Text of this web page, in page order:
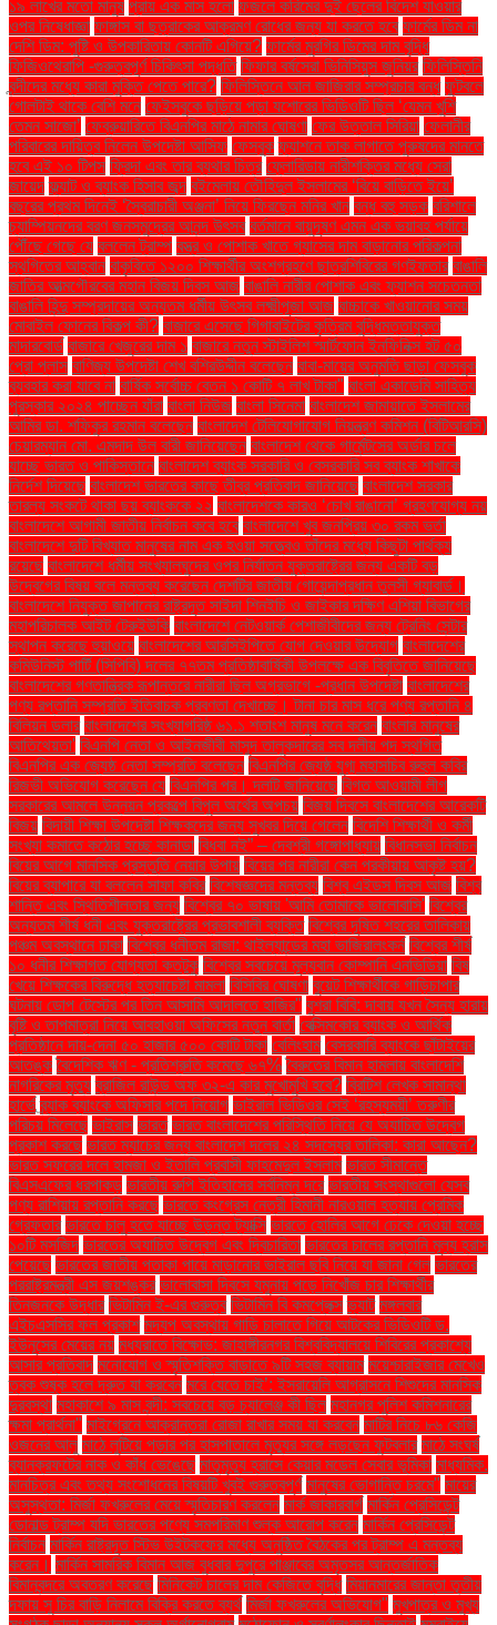
১৯ লাখের মতো মানুষ প্রায় এক মাস হলো ফজলে করিমের দুই ছেলের বিদেশ যাওয়ার
ওপর নিষেধাজ্ঞা ফাঙ্গাস বা ছত্রাকের আক্রমণ রোধের জন্য যা করতে হবে ফার্মের ডিম না
দেশি ডিম: পুষ্টি ও উপকারিতায় কোনটি এগিয়ে? ফার্মের মুরগির ডিমের দাম বৃদ্ধি
ফিজিওথেরাপি -গুরুত্বপূর্ণ চিকিৎসা পদ্ধতি ফিফার বর্ষসেরা ভিনিসিয়ুস জুনিয়র ফিলিস্তিনি
বন্দীদের মধ্যে কারা মুক্তি পেতে পারে? ফিলিস্তিনে আল জাজিরার সম্প্রচার বন্ধ ফুটবলে
গোলটাই থাকে বেশি মনে ফেইসবুকে ছড়িয়ে পড়া যশোরের ভিডিওটি ছিল ‘যেমন খুশি
তেমন সাজো’ ফেব্রুয়ারিতে বিএনপির মাঠে নামার ঘোষণা ফের উত্তাল সিরিয়া ফেলানীর
পরিবারের দায়িত্ব নিলেন উপদেষ্টা আসিফ ফেসবুক ফ্যাশনে তাক লাগাতে পুরুষদের মানতে
হবে এই ১০ টিপস ফ্রিদা এবং তার ব্যথার চিত্র ফ্লোরিডায় নারীশক্তির মধ্যে সেরা
জায়েদ ফ্ল্যাট ও ব্যাংক হিসাব জব্দ বইমেলায় তৌহিদুল ইসলামের ‘বিয়ে বাড়িতে ইয়ে’
বছরের প্রথম দিনেই ‘স্বৈরাচারী অঞ্জনা’ নিয়ে ফিরছেন মনির খান বন্ধ বহু সড়ক বরিশালে
চ্যাম্পিয়নদের বরণ জনসমুদ্রের আনন্দ উৎসব বর্তমানে বায়ুদূষণ এমন এক ভয়াবহ পর্যায়ে
পৌঁছে গেছে যে বললেন ট্রাম্প বস্ত্র ও পোশাক খাতে গ্যাসের দাম বাড়ানোর পরিকল্পনা
স্থগিতের আহ্বান বাকৃবিতে ১২০০ শিক্ষার্থীর অংশগ্রহণে ছাত্রশিবিরের গণইফতার বাঙালি
জাতির আত্মগৌরবের মহান বিজয় দিবস আজ বাঙালি নারীর পোশাক এবং ফ্যাশন সচেতনতা
বাঙালি হিন্দু সম্প্রদায়ের অন্যতম ধর্মীয় উৎসব লক্ষ্মীপূজা আজ বাচ্চাকে খাওয়ানোর সময়
মোবাইল ফোনের বিকল্প কী? বাজারে এসেছে গিগাবাইটের কৃত্রিম বুদ্ধিমত্তাযুক্ত
মাদারবোর্ড বাজারে খেজুরের দাম ১ বাজারে নতুন স্টাইলিশ স্মার্টফোন ইনফিনিক্স হট ৫০
প্রো প্লাস বাণিজ্য উপদেষ্টা শেখ বশিরউদ্দীন বলেছেন বাবা-মায়ের অনুমতি ছাড়া ফেসবুক
ব্যবহার করা যাবে না বার্ষিক সর্বোচ্চ বেতন ১ কোটি ৭ লাখ টাকা" বাংলা একাডেমি সাহিত্য
পুরস্কার ২০২৪ পাচ্ছেন যাঁরা বাংলা নিউজ বাংলা সিনেমা বাংলাদেশ জামায়াতে ইসলামের
আমির ডা. শফিকুর রহমান বলেছেন বাংলাদেশ টেলিযোগাযোগ নিয়ন্ত্রণ কমিশন (বিটিআরসি)
চেয়ারম্যান মো. এমদাদ উল বারী জানিয়েছেন বাংলাদেশ থেকে গার্মেন্টসের অর্ডার চলে
যাচ্ছে ভারত ও পাকিস্তানে বাংলাদেশ ব্যাংক সরকারি ও বেসরকারি সব ব্যাংক শাখাকে
নির্দেশ দিয়েছে বাংলাদেশ ভারতের কাছে তীব্র প্রতিবাদ জানিয়েছে বাংলাদেশ সরকার
তারল্য সংকটে থাকা ছয় ব্যাংককে ২২ বাংলাদেশকে কারও ‘চোখ রাঙানো’ গ্রহণযোগ্য নয়
বাংলাদেশে আগামী জাতীয় নির্বাচন কবে হবে বাংলাদেশে খুব জনপ্রিয় ৩০ রকম ভর্তা
বাংলাদেশে দুটি বিখ্যাত মানুষের নাম এক হওয়া সত্ত্বেও তাঁদের মধ্যে কিছুটা পার্থক্য
রয়েছে বাংলাদেশে ধর্মীয় সংখ্যালঘুদের ওপর নির্যাতন যুক্তরাষ্ট্রের জন্য একটি বড়
উদ্বেগের বিষয় বলে মন্তব্য করেছেন দেশটির জাতীয় গোয়েন্দাপ্রধান তুলসী গ্যাবার্ড।
বাংলাদেশে নিযুক্ত জাপানের রাষ্ট্রদূত সাইদা শিনইচি ও জাইকার দক্ষিণ এশিয়া বিভাগের
মহাপরিচালক আইট টেরুইউকি বাংলাদেশে নেটওয়ার্ক পেশাজীবীদের জন্য ট্রেনিং সেন্টার
স্থাপন করেছে হুয়াওয়ে বাংলাদেশের আরসিইপিতে যোগ দেওয়ার উদ্যোগ বাংলাদেশের
কমিউনিস্ট পার্টি (সিপিবি) দলের ৭৭তম প্রতিষ্ঠাবার্ষিকী উপলক্ষে এক বিবৃতিতে জানিয়েছে
বাংলাদেশের গণতান্ত্রিক রূপান্তরে নারীরা ছিল অগ্রভাগে -প্রধান উপদেষ্টা বাংলাদেশের
পণ্য রপ্তানি সম্প্রতি ইতিবাচক প্রবণতা দেখাচ্ছে। টানা চার মাস ধরে পণ্য রপ্তানি ৪
বিলিয়ন ডলার বাংলাদেশের সংখ্যাগরিষ্ঠ ৬১.১ শতাংশ মানুষ মনে করেন বাংলার মানুষের
আতিথেয়তা' বিএনপি নেতা ও আইনজীবী মাসুদ তালুকদারের সব দলীয় পদ স্থগিত
বিএনপির এক জ্যেষ্ঠ নেতা সম্প্রতি বলেছেন বিএনপির জ্যেষ্ঠ যুগ্ম মহাসচিব রুহুল কবির
রিজভী অভিযোগ করেছেন যে বিএনপির পর। দলটি জানিয়েছে বিগত আওয়ামী লীগ
সরকারের আমলে উন্নয়ন প্রকল্পে বিপুল অর্থের অপচয় বিজয় দিবসে বাংলাদেশের আরেকটি
বিজয় বিদায়ী শিক্ষা উপদেষ্টা শিক্ষকদের জন্য সুখবর দিয়ে গেলেন বিদেশি শিক্ষার্থী ও কর্মী
সংখ্যা কমাতে কঠোর হচ্ছে কানাডা বিধবা নই” – দেবশ্রী গঙ্গোপাধ্যায় বিধানসভা নির্বাচন
বিয়ের আগে মানসিক প্রস্তুতি নেয়ার উপায় বিয়ের পর নারীরা কেন পরকীয়ায় আকৃষ্ট হয়?
বিয়ের ব্যাপারে যা বললেন সাফা কবির বিশেষজ্ঞদের মন্তব্য বিশ্ব এইডস দিবস আজ বিশ্ব
শান্তি এবং স্থিতিশীলতার জন্য বিশ্বের ৭০ ভাষায় 'আমি তোমাকে ভালোবাসি' বিশ্বের
অন্যতম শীর্ষ ধনী এবং যুক্তরাষ্ট্রের প্রভাবশালী ব্যক্তি বিশ্বের দূষিত শহরের তালিকায়
পঞ্চম অবস্থানে ঢাকা বিশ্বের ধনীতম রাজা: থাইল্যান্ডের মহা ভাজিরালংকর্ন বিশ্বের শীর্ষ
১০ ধনীর শিক্ষাগত যোগ্যতা কতটুকু বিশ্বের সবচেয়ে মূল্যবান কোম্পানি এনভিডিয়া বিষ
খেয়ে শিক্ষকের বিরুদ্ধে হত্যাচেষ্টা মামলা বিসিবির ঘোষণা বুয়েট শিক্ষার্থীকে গাড়িচাপার
ঘটনায় ডোপ টেস্টের পর তিন আসামি আদালতে হাজির" বুশরা বিবি: দাবায় যখন সৈন্য হারায়
বৃষ্টি ও তাপমাত্রা নিয়ে আবহাওয়া অফিসের নতুন বার্তা বেক্সিমকোর ব্যাংক ও আর্থিক
প্রতিষ্ঠানে দায়-দেনা ৫০ হাজার ৫০০ কোটি টাকা বেলিংহাম বেসরকারি ব্যাংকে ছাঁটাইয়ের
আতঙ্ক বৈদেশিক ঋণ - প্রতিশ্রুতি কমেছে ৬৭% বৈরুতের বিমান হামলায় বাংলাদেশি
নাগরিকের মৃত্যু ব্রাজিল রাউন্ড অফ ৩২-এ কার মুখোমুখি হবে? ব্রিটিশ লেখক সামান্থা
হার্ভে ব্র্যাক ব্যাংকে অফিসার পদে নিয়োগ ভাইরাল ভিডিওর সেই ‘রহস্যময়ী’ তরুণীর
পরিচয় মিলেছে ভাইরাস ভারত ভারত বাংলাদেশের পরিস্থিতি নিয়ে যে অযাচিত উদ্বেগ
প্রকাশ করছে ভারত ম্যাচের জন্য বাংলাদেশ দলের ২৪ সদস্যের তালিকা: কারা আছেন?
ভারত সফরের দলে হামজা ও ইতালি প্রবাসী ফাহমেদুল ইসলাম ভারত সীমান্তে
বিএসএফের ধরপাকড় ভারতীয় রুপি ইতিহাসের সর্বনিম্ন দরে ভারতীয় সংস্থাগুলো যেসব
পণ্য রাশিয়ায় রপ্তানি করছে ভারতে কংগ্রেস নেত্রী হিমানী নারওয়াল হত্যায় প্রেমিক
গ্রেফতার ভারতে চালু হতে যাচ্ছে উড়ন্ত ট্যাক্সি ভারতে হোলির আগে ঢেকে দেওয়া হচ্ছে
১০টি মসজিদ ভারতের অযাচিত উদ্বেগ এবং দ্বিচারিতা ভারতের চালের রপ্তানি মূল্য হ্রাস
পেয়েছে ভারতের জাতীয় পতাকা পায়ে মাড়ানোর ভাইরাল ছবি নিয়ে যা জানা গেল ভারতের
পররাষ্ট্রমন্ত্রী এস জয়শঙ্কর ভালোবাসা দিবসে যমুনায় পড়ে নিখোঁজ চার শিক্ষার্থীর
তিনজনকে উদ্ধার ভিটামিন ই-এর গুরুত্ব ভিটামিন বি কমপ্লেক্স ভ্যাট মঙ্গলবার
এইচএসসির ফল প্রকাশ মদ্যপ অবস্থায় গাড়ি চালাতে গিয়ে আটকের ভিডিওটি ড.
ইউনূসের মেয়ের নয় মধ্যরাতে বিক্ষোভ: জাহাঙ্গীরনগর বিশ্ববিদ্যালয়ে শিবিরের প্রকাশ্যে
আসার প্রতিবাদ মনোযোগ ও স্মৃতিশক্তি বাড়াতে ৯টি সহজ ব্যায়াম ময়েশ্চারাইজার মেখেও
ত্বক শুষ্ক হলে দ্রুত যা করবেন মরে যেতে চাই’: ইসরায়েলি আগ্রাসনে শিশুদের মানসিক
দুরবস্থা মহাকাশে ৯ মাস বন্দী: সবচেয়ে বড় চ্যালেঞ্জ কী ছিল মহানগর পুলিশ কমিশনারের
ক্ষমা প্রার্থনা" মাইগ্রেনে আক্রান্তরা রোজা রাখার সময় যা করবেন মাটির নিচে ৮৬ কেজি
ওজনের আলু মাঠে লুটিয়ে পড়ার পর হাসপাতালে মৃত্যুর সঙ্গে লড়ছেন ফুটবলার মাঠে সংঘর্ষ
ব্যানক্রফটের নাক ও কাঁধ ভেঙেছে মাতৃমৃত্যু হ্রাসে কেয়ার মডেল সেবার ভূমিকা মাধ্যমিক.
মানচিত্র এবং তথ্য সংশোধনের বিষয়টি খুবই গুরুত্বপূর্ণ মানুষের ভোগান্তি চরমে" মায়ের
অসুস্থতা: মির্জা ফখরুলের মেয়ে স্মৃতিচারণ করলেন মার্ক জাকারবার্গ মার্কিন প্রেসিডেন্ট
ডোনাল্ড ট্রাম্প যদি ভারতের পণ্যে সমপরিমাণ শুল্ক আরোপ করেন মার্কিন প্রেসিডেন্ট
নির্বাচন মার্কিন রাষ্ট্রদূত স্টিভ উইটকফের মধ্যে অনুষ্ঠিত বৈঠকের পর ট্রাম্প এ মন্তব্য
করেন। মার্কিন সামরিক বিমান আজ বুধবার দুপুরে পাঞ্জাবের অমৃতসর আন্তর্জাতিক
বিমানবন্দরে অবতরণ করেছে মিনিকেট চালের দাম কেজিতে বৃদ্ধি মিয়ানমারের জান্তা তৃতীয়
দফায় সু চির বাড়ি নিলামে বিক্রি করতে ব্যর্থ মির্জা ফখরুলের অভিযোগ" মুখপাত্র ও মুখ্য